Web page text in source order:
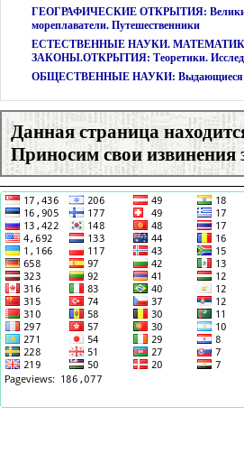
ГЕОГРАФИЧЕСКИЕ ОТКРЫТИЯ:
мореплаватели. Путешественники
ЕСТЕСТВЕННЫЕ НАУКИ.
ЗАКОНЫ.ОТКРЫТИЯ: Теоретики.
ОБЩЕСТВЕННЫЕ НАУКИ: Выдающиеся
Данная страница
Приносим свои извинения